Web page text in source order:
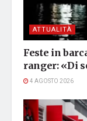
ATTUALITÀ
Feste in
ranger: «Di
4 AGOSTO 2026